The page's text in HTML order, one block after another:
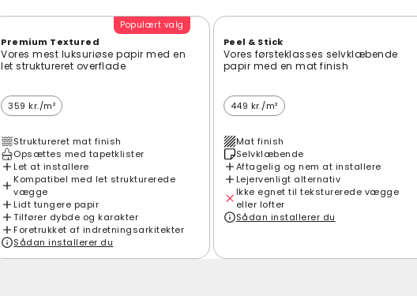
Populært valg
Premium Textured
Vores mest luksuriøse papir med en
let struktureret overflade
359 kr./m²
Struktureret mat finish
Opsættes med tapetklister
Let at installere
Kompatibel med let strukturerede
vægge
Lidt tungere papir
Tilfører dybde og karakter
Foretrukket af indretningsarkitekter
Sådan installerer du
Peel & Stick
Vores førsteklasses selvklæbende
papir med en mat finish
449 kr./m²
Mat finish
Selvklæbende
Aftagelig og nem at installere
Lejervenligt alternativ
Ikke egnet til teksturerede vægge
eller lofter
Sådan installerer du